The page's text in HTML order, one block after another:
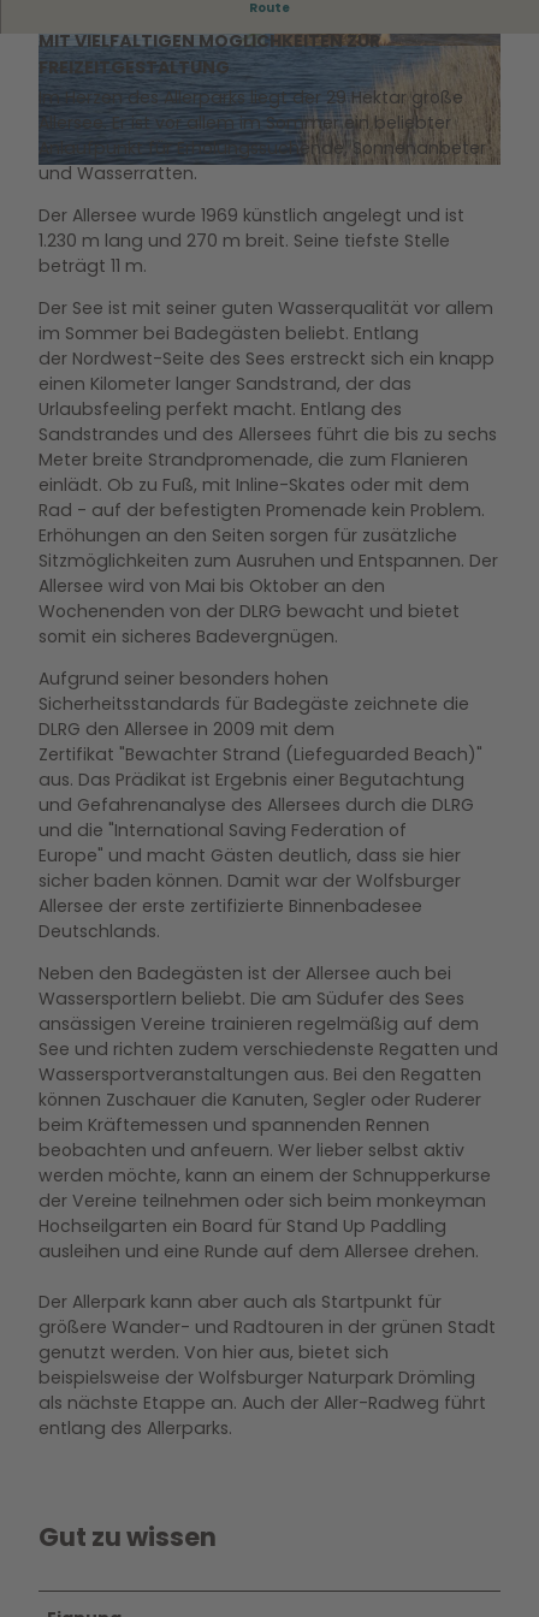
© Thomas Kempernolte, Elm-Freizeit, Allianz für die Region GmbH |
© WMG Wolfsburg Foto: Sahnefoto |
Route
DER BADESEE WOLFSBURGS IN ZENTRALER LAGE UND
MIT VIELFÄLTIGEN MÖGLICHKEITEN ZUR
FREIZEITGESTALTUNG
Im Herzen des Allerparks liegt der 29 Hektar große
Allersee. Er ist vor allem im Sommer ein beliebter
Anlaufpunkt für Erholungssuchende, Sonnenanbeter
und Wasserratten.
Der Allersee wurde 1969 künstlich angelegt und ist
1.230 m lang und 270 m breit. Seine tiefste Stelle
beträgt 11 m.
Der See ist mit seiner guten Wasserqualität vor allem
im Sommer bei Badegästen beliebt. Entlang
der Nordwest-Seite des Sees erstreckt sich ein knapp
einen Kilometer langer Sandstrand, der das
Urlaubsfeeling perfekt macht. Entlang des
Sandstrandes und des Allersees führt die bis zu sechs
Meter breite Strandpromenade, die zum Flanieren
einlädt. Ob zu Fuß, mit Inline-Skates oder mit dem
Rad - auf der befestigten Promenade kein Problem.
Erhöhungen an den Seiten sorgen für zusätzliche
Sitzmöglichkeiten zum Ausruhen und Entspannen. Der
Allersee wird von Mai bis Oktober an den
Wochenenden von der DLRG bewacht und bietet
somit ein sicheres Badevergnügen.
Aufgrund seiner besonders hohen
Sicherheitsstandards für Badegäste zeichnete die
DLRG den Allersee in 2009 mit dem
Zertifikat "Bewachter Strand (Liefeguarded Beach)"
aus. Das Prädikat ist Ergebnis einer Begutachtung
und Gefahrenanalyse des Allersees durch die DLRG
und die "International Saving Federation of
Europe" und macht Gästen deutlich, dass sie hier
sicher baden können. Damit war der Wolfsburger
Allersee der erste zertifizierte Binnenbadesee
Deutschlands.
Neben den Badegästen ist der Allersee auch bei
Wassersportlern beliebt. Die am Südufer des Sees
ansässigen Vereine trainieren regelmäßig auf dem
See und richten zudem verschiedenste Regatten und
Wassersportveranstaltungen aus. Bei den Regatten
können Zuschauer die Kanuten, Segler oder Ruderer
beim Kräftemessen und spannenden Rennen
beobachten und anfeuern. Wer lieber selbst aktiv
werden möchte, kann an einem der Schnupperkurse
der Vereine teilnehmen oder sich beim monkeyman
Hochseilgarten ein Board für Stand Up Paddling
ausleihen und eine Runde auf dem Allersee drehen.
Der Allerpark kann aber auch als Startpunkt für
größere Wander- und Radtouren in der grünen Stadt
genutzt werden. Von hier aus, bietet sich
beispielsweise der Wolfsburger Naturpark Drömling
als nächste Etappe an. Auch der Aller-Radweg führt
entlang des Allerparks.
Gut zu wissen